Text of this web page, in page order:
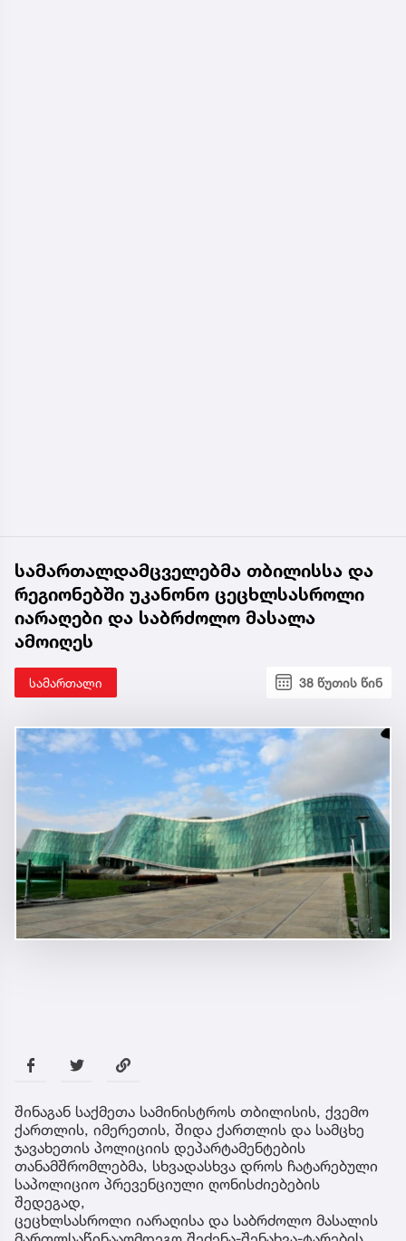
სამართალდამცველებმა თბილისსა და
რეგიონებში უკანონო ცეცხლსასროლი
იარაღები და საბრძოლო მასალა
ამოიღეს
სამართალი 38 წუთის წინ
შინაგან საქმეთა სამინისტროს თბილისის, ქვემო
ქართლის, იმერეთის, შიდა ქართლის და სამცხე
ჯავახეთის პოლიციის დეპარტამენტების
თანამშრომლებმა, სხვადასხვა დროს ჩატარებული
საპოლიციო პრევენციული ღონისძიებების
შედეგად,
ცეცხლსასროლი იარაღისა და საბრძოლო მასალის